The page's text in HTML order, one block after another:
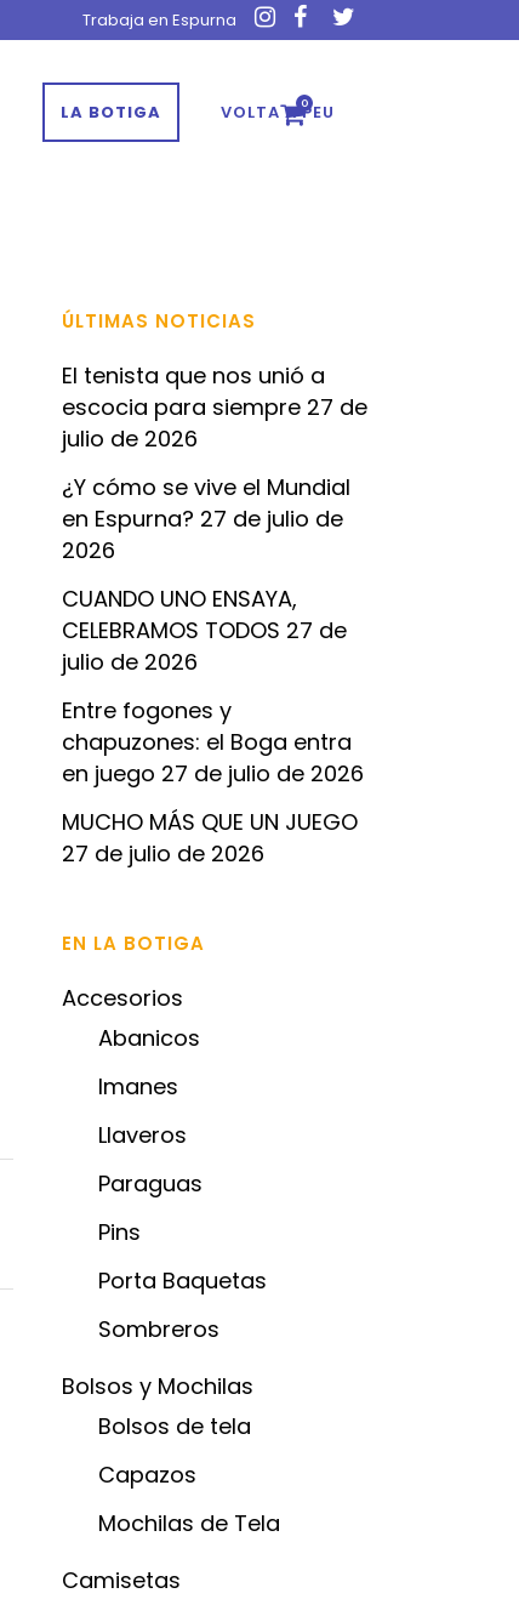
Trabaja en Espurna
0
LA BOTIGA VOLTA A PEU
ÚLTIMAS NOTICIAS
El tenista que nos unió a
escocia para siempre 27 de
julio de 2026
¿Y cómo se vive el Mundial
en Espurna? 27 de julio de
2026
CUANDO UNO ENSAYA,
CELEBRAMOS TODOS 27 de
julio de 2026
Entre fogones y
chapuzones: el Boga entra
en juego 27 de julio de 2026
MUCHO MÁS QUE UN JUEGO
27 de julio de 2026
EN LA BOTIGA
Accesorios
Abanicos
Imanes
Llaveros
Paraguas
Pins
Porta Baquetas
Sombreros
Bolsos y Mochilas
Bolsos de tela
Capazos
Mochilas de Tela
Camisetas